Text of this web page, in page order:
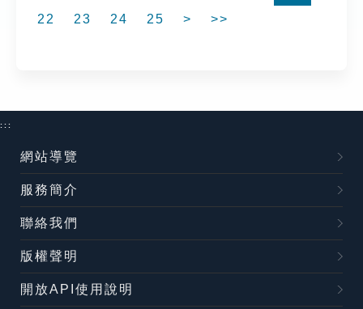
22
23 24 25 > >>
:::
網站導覽
服務簡介
聯絡我們
版權聲明
開放API使用說明